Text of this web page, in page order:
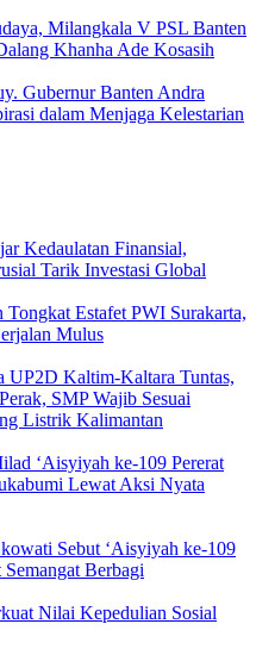
Milangkala V PSL Banten
Khanha Ade Kosasih
Gubernur Banten Andra
dalam Menjaga Kelestarian
Kedaulatan Finansial,
Tarik Investasi Global
Estafet PWI Surakarta,
Mulus
UP2D Kaltim-Kaltara Tuntas,
SMP Wajib Sesuai
Listrik Kalimantan
‘Aisyiyah ke-109 Pererat
Lewat Aksi Nyata
Sebut ‘Aisyiyah ke-109
Berbagi
Nilai Kepedulian Sosial